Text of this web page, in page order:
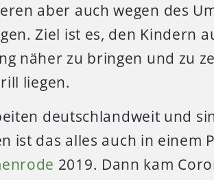
aber auch wegen des
Ziel ist es, den Kindern
näher zu bringen und zu
liegen.
deutschlandweit und
ist das alles auch in einem
2019. Dann kam